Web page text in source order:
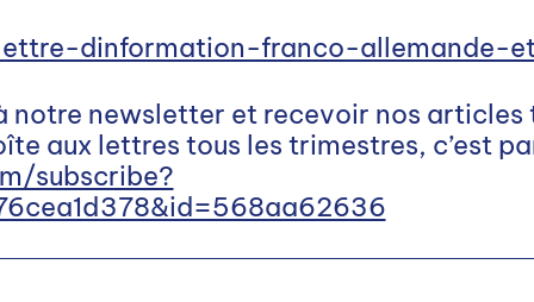
dinformation-franco-allemande-
notre newsletter et recevoir nos
aux lettres tous les trimestres, c’est
subscribe?